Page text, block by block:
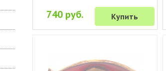
740 руб. Купить